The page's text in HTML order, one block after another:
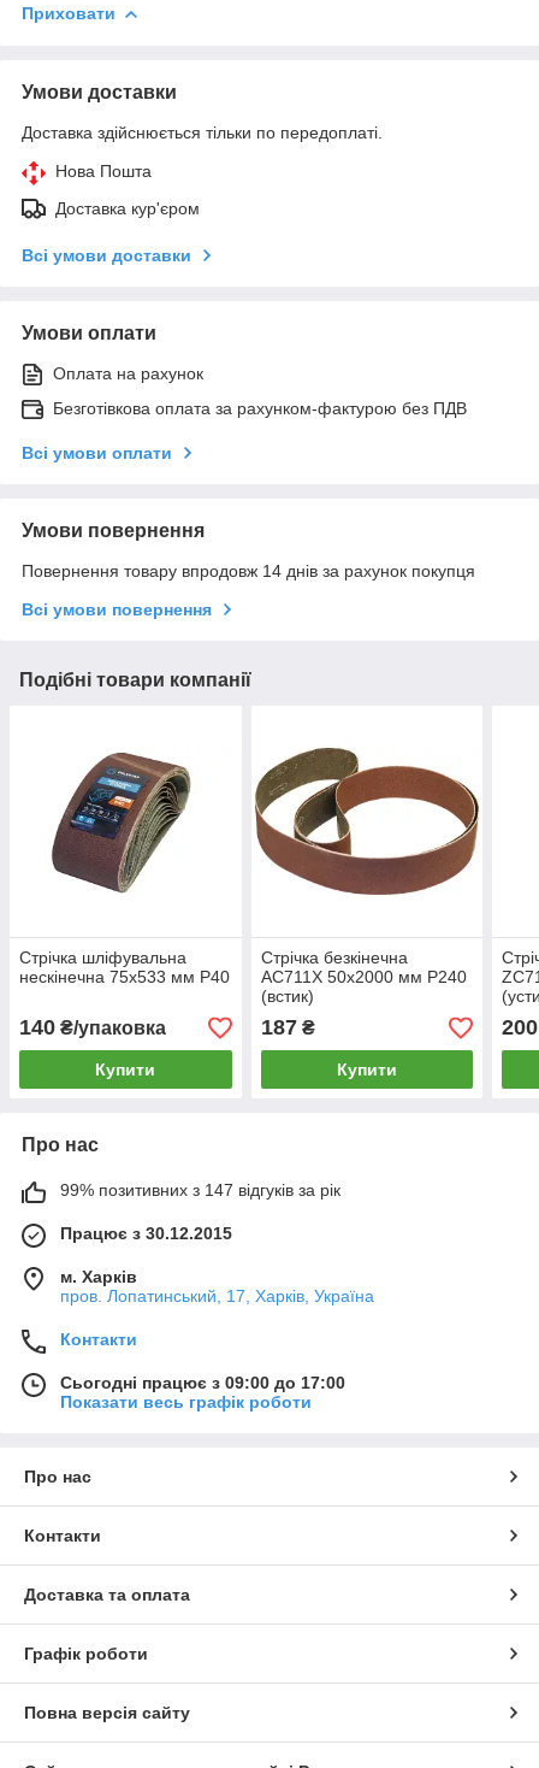
Приховати
Умови доставки
Доставка здійснюється тільки по передоплаті.
Нова Пошта
Доставка кур'єром
Всі умови доставки
Умови оплати
Оплата на рахунок
Безготівкова оплата за рахунком-фактурою без ПДВ
Всі умови оплати
Умови повернення
Повернення товару впродовж 14 днів за рахунок покупця
Всі умови повернення
Подібні товари компанії
Стрічка шліфувальна
нескінечна 75х533 мм P40
140 ₴/упаковка
Купити
Стрічка безкінечна
AC711X 50х2000 мм Р240
(встик)
187₴
Купити
200
Про нас
99% позитивних з 147 відгуків за рік
Працює з 30.12.2015
м. Харків
пров. Лопатинський, 17, Харків, Україна
Контакти
Сьогодні працює з 09:00 до 17:00
Показати весь графік роботи
Про нас
Контакти
Доставка та оплата
Графік роботи
Повна версія сайту